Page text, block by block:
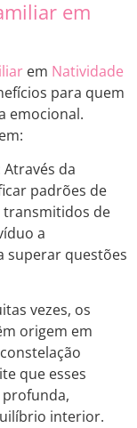
em
em Natividade
para quem
emocional.
da
padrões de
de
a
superar questões
vezes, os
origem em
que esses
interior.